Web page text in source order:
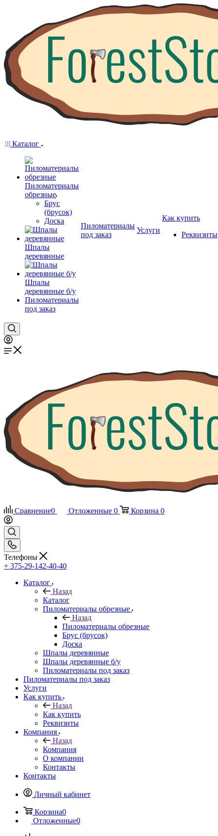
Каталог
Пиломатериалы
обрезные
Брус
(брусок)
Доска
Шпалы
деревянные
Шпалы
деревянные б/у
Пиломатериалы
под заказ
Пиломатериалы
под заказ
Услуги
Как купить
Реквизиты
Сравнение0 Отложенные 0 Корзина 0
Телефоны
+ 375-29-142-40-40
Каталог
Назад
Каталог
Пиломатериалы обрезные
Назад
Пиломатериалы обрезные
Брус (брусок)
Доска
Шпалы деревянные
Шпалы деревянные б/у
Пиломатериалы под заказ
Пиломатериалы под заказ
Услуги
Как купить
Назад
Как купить
Реквизиты
Компания
Назад
Компания
О компании
Контакты
Контакты
Личный кабинет
Корзина0
Отложенные0